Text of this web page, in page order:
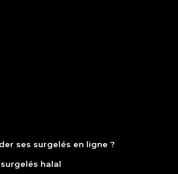
ses surgelés en ligne ?
halal